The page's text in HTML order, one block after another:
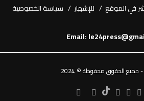
في الموقع للإشهار سياسة الخصوصية
Email: